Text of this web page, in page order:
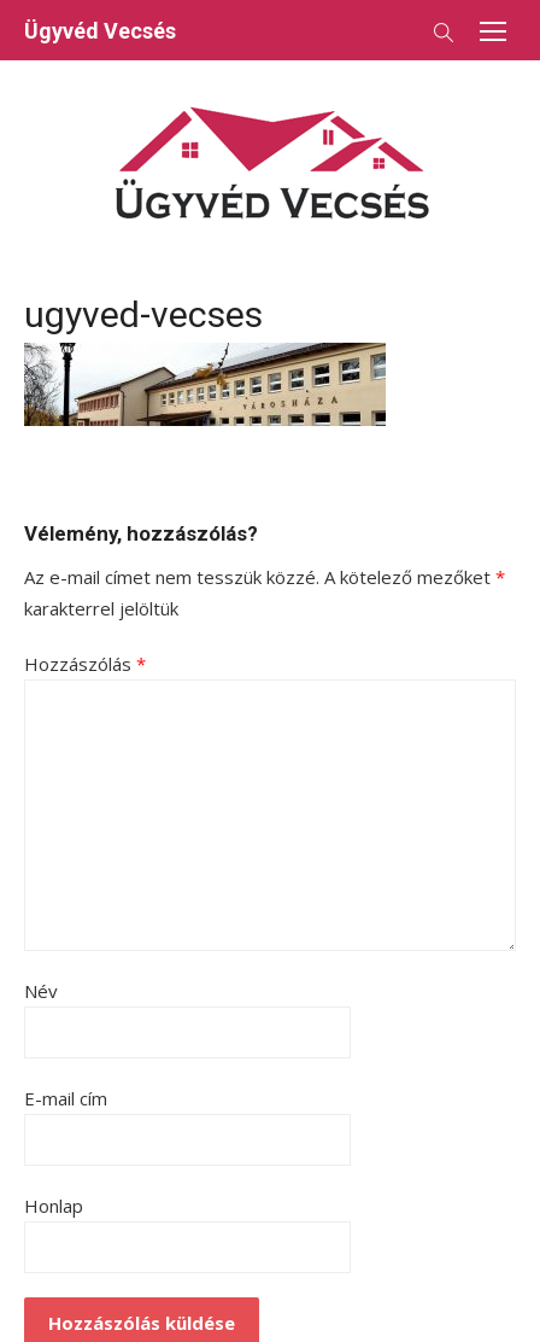
Skip
Ügyvéd Vecsés
ugyved-vecses
Vélemény, hozzászólás?
Az e-mail címet nem tesszük közzé. A kötelező mezőket *
karakterrel jelöltük
Hozzászólás *
Név
E-mail cím
Honlap